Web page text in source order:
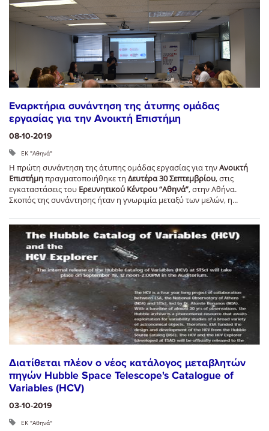
Εναρκτήρια συνάντηση της άτυπης ομάδας
εργασίας για την Ανοικτή Επιστήμη
08-10-2019
ΕΚ "Αθηνά"
Η πρώτη συνάντηση της άτυπης ομάδας εργασίας για τηνΑνοικτή
Επιστήμηπραγματοποιήθηκε τη Δευτέρα 30 Σεπτεμβρίου, στις
εγκαταστάσεις του Ερευνητικού Κέντρου “Αθηνά”, στην Αθήνα.
Σκοπός της συνάντησης ήταν η γνωριμία μεταξύ των μελών, η...
Διατίθεται πλέον ο νέος κατάλογος μεταβλητών
πηγών Hubble Space Telescope's Catalogue of
Variables (HCV)
03-10-2019
ΕΚ "Αθηνά"